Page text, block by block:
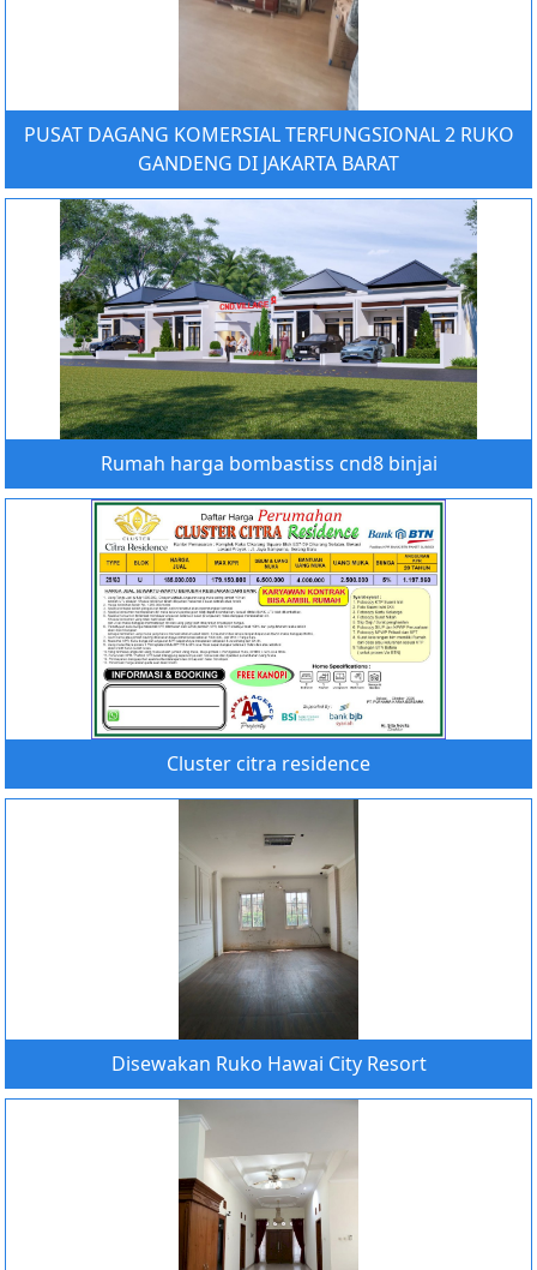
PUSAT DAGANG KOMERSIAL TERFUNGSIONAL 2 RUKO
GANDENG DI JAKARTA BARAT
Rumah harga bombastiss cnd8 binjai
Cluster citra residence
Disewakan Ruko Hawai City Resort